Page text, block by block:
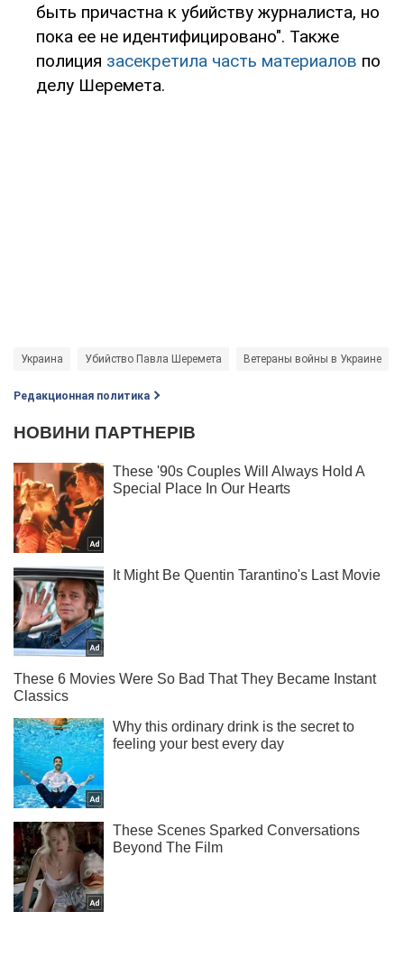
быть причастна к убийству журналиста, но
пока ее не идентифицировано". Также
полиция засекретила часть материалов по
делу Шеремета.
Украина Убийство Павла Шеремета Ветераны войны в Украине
Редакционная политика